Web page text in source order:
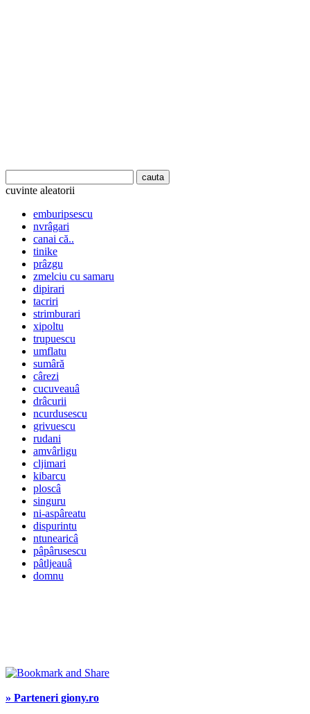
cuvinte aleatorii
emburipsescu
nvrâgari
canai că..
tinike
prâzgu
zmelciu cu samaru
dipirari
tacriri
strimburari
xipoltu
trupuescu
umflatu
sumâră
cârezi
cucuveauâ
drâcurii
ncurdusescu
grivuescu
rudani
amvârligu
cljimari
kibarcu
ploscâ
singuru
ni-aspâreatu
dispurintu
ntunearicâ
pâpârusescu
pâtljeauâ
domnu
» Parteneri giony.ro